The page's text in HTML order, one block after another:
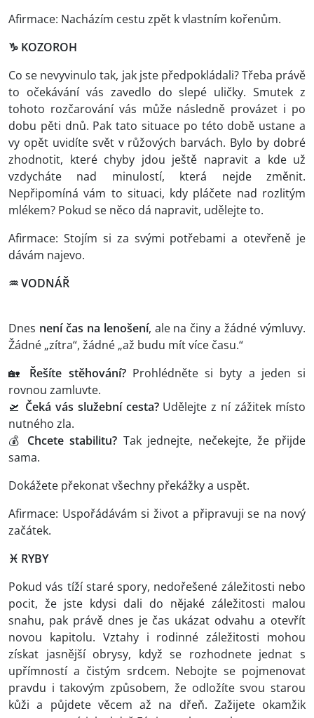
Afirmace: Nacházím cestu zpět k vlastním kořenům.
♑ KOZOROH
Co se nevyvinulo tak, jak jste předpokládali? Třeba právě
to očekávání vás zavedlo do slepé uličky. Smutek z
tohoto rozčarování vás může následně provázet i po
dobu pěti dnů. Pak tato situace po této době ustane a
vy opět uvidíte svět v růžových barvách. Bylo by dobré
zhodnotit, které chyby jdou ještě napravit a kde už
vzdycháte nad minulostí, která nejde změnit.
Nepřipomíná vám to situaci, kdy pláčete nad rozlitým
mlékem? Pokud se něco dá napravit, udělejte to.
Afirmace: Stojím si za svými potřebami a otevřeně je
dávám najevo.
♒ VODNÁŘ
Dnes není čas na lenošení, ale na činy a žádné výmluvy.
Žádné „zítra“, žádné „až budu mít více času.“
🏡 Řešíte stěhování?Prohlédněte si byty a jeden si
rovnou zamluvte.
🛫 Čeká vás služební cesta?Udělejte z ní zážitek místo
nutného zla.
💰 Chcete stabilitu? Tak jednejte, nečekejte, že přijde
sama.
Dokážete překonat všechny překážky a uspět.
Afirmace: Uspořádávám si život a připravuji se na nový
začátek.
♓ RYBY
Pokud vás tíží staré spory, nedořešené záležitosti nebo
pocit, že jste kdysi dali do nějaké záležitosti malou
snahu, pak právě dnes je čas ukázat odvahu a otevřít
novou kapitolu. Vztahy i rodinné záležitosti mohou
získat jasnější obrysy, když se rozhodnete jednat s
upřímností a čistým srdcem. Nebojte se pojmenovat
pravdu i takovým způsobem, že odložíte svou starou
kůži a půjdete věcem až na dřeň. Zažijete okamžik